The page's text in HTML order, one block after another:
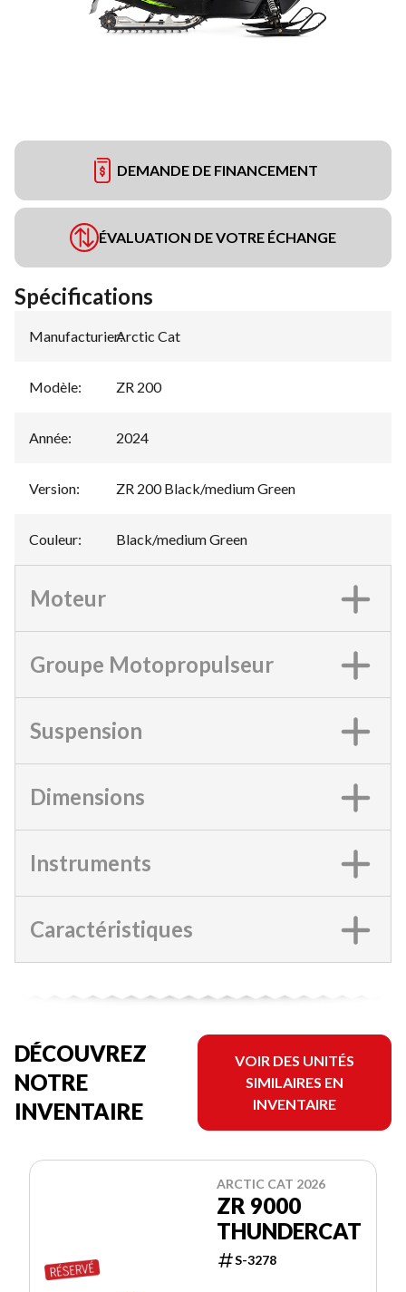
DEMANDE DE FINANCEMENT
ÉVALUATION DE VOTRE ÉCHANGE
Spécifications
Manufacturier:
Arctic Cat
Modèle: ZR 200
Année: 2024
Version: ZR 200 Black/medium Green
Couleur: Black/medium Green
Moteur
Groupe Motopropulseur
Suspension
Dimensions
Instruments
Caractéristiques
DÉCOUVREZ
NOTRE
INVENTAIRE
VOIR DES UNITÉS
SIMILAIRES EN
INVENTAIRE
ARCTIC CAT 2026
ZR 9000
THUNDERCAT
S-3278